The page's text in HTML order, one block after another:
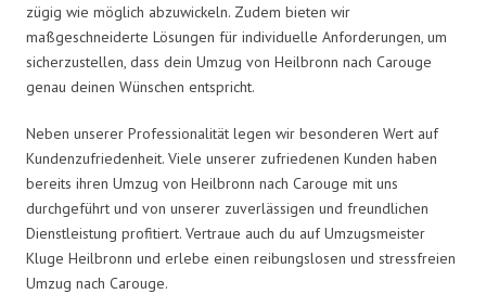
zügig wie möglich abzuwickeln. Zudem bieten wir
maßgeschneiderte Lösungen für individuelle Anforderungen, um
sicherzustellen, dass dein Umzug von Heilbronn nach Carouge
genau deinen Wünschen entspricht.
Neben unserer Professionalität legen wir besonderen Wert auf
Kundenzufriedenheit. Viele unserer zufriedenen Kunden haben
bereits ihren Umzug von Heilbronn nach Carouge mit uns
durchgeführt und von unserer zuverlässigen und freundlichen
Dienstleistung profitiert. Vertraue auch du auf Umzugsmeister
Kluge Heilbronn und erlebe einen reibungslosen und stressfreien
Umzug nach Carouge.